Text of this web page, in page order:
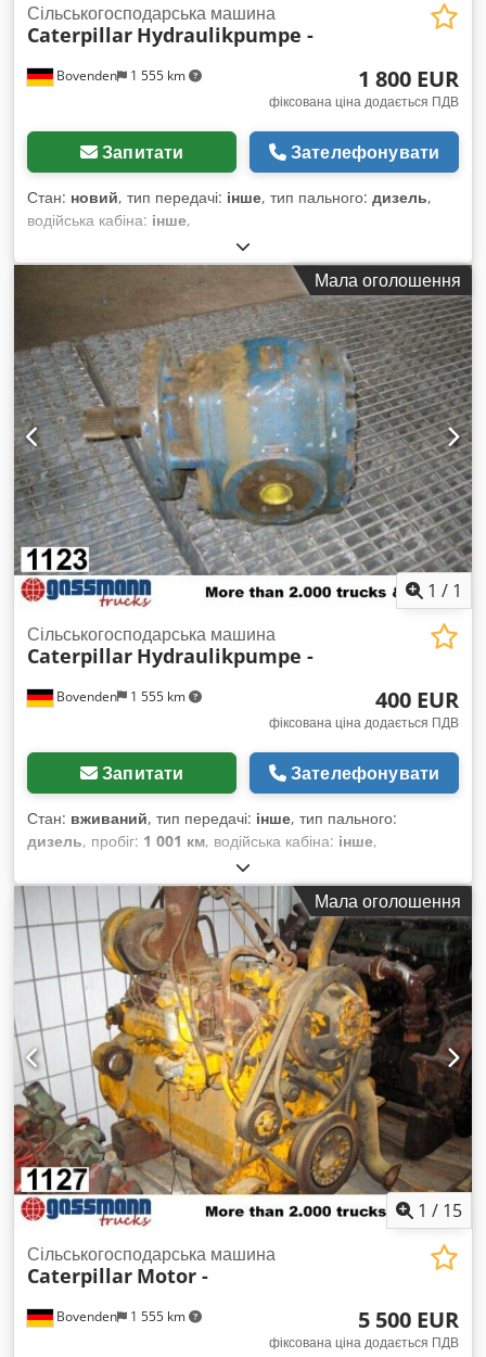
Bovenden 1 555 km
Сільськогосподарська машина
Caterpillar Hydraulikpumpe -
1 800 EUR
фіксована ціна додається ПДВ
Запитати Зателефонувати
Стан: новий, тип передачі: інше, тип пального: дизель,
водійська кабіна: інше,
Мала оголошення
1 / 1
Bovenden 1 555 km
Сільськогосподарська машина
Caterpillar Hydraulikpumpe -
400 EUR
фіксована ціна додається ПДВ
Запитати Зателефонувати
Стан: вживаний, тип передачі: інше, тип пального:
дизель, пробіг: 1 001 км, водійська кабіна: інше,
Мала оголошення
1 / 15
Bovenden 1 555 km
Сільськогосподарська машина
Caterpillar Motor -
5 500 EUR
фіксована ціна додається ПДВ